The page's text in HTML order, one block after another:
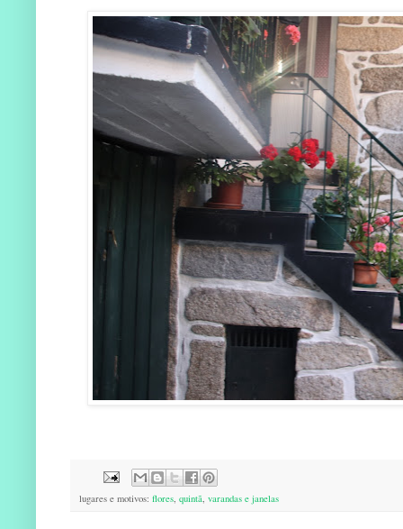
lugares e motivos: flores, quintã, varandas e janelas